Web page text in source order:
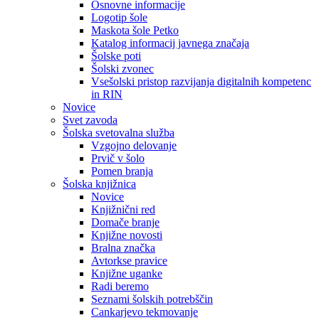
Osnovne informacije
Logotip šole
Maskota šole Petko
Katalog informacij javnega značaja
Šolske poti
Šolski zvonec
Vsešolski pristop razvijanja digitalnih kompetenc
in RIN
Novice
Svet zavoda
Šolska svetovalna služba
Vzgojno delovanje
Prvič v šolo
Pomen branja
Šolska knjižnica
Novice
Knjižnični red
Domače branje
Knjižne novosti
Bralna značka
Avtorkse pravice
Knjižne uganke
Radi beremo
Seznami šolskih potrebščin
Cankarjevo tekmovanje